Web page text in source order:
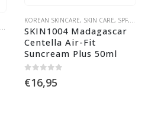
ZONNEBRAND
KOREAN SKINCARE, SKIN CARE, SPF,
SKIN1004 Madagascar
Centella Air-Fit
Suncream Plus 50ml
€16,95